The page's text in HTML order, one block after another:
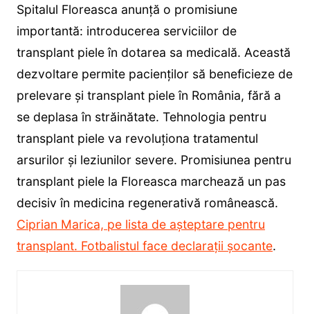
Spitalul Floreasca anunță o promisiune
importantă: introducerea serviciilor de
transplant piele în dotarea sa medicală. Această
dezvoltare permite pacienților să beneficieze de
prelevare și transplant piele în România, fără a
se deplasa în străinătate. Tehnologia pentru
transplant piele va revoluționa tratamentul
arsurilor și leziunilor severe. Promisiunea pentru
transplant piele la Floreasca marchează un pas
decisiv în medicina regenerativă românească.
Ciprian Marica, pe lista de așteptare pentru
transplant. Fotbalistul face declarații șocante.